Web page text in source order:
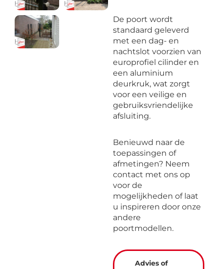
De poort wordt
standaard geleverd
met een dag- en
nachtslot voorzien van
europrofiel cilinder en
een aluminium
deurkruk, wat zorgt
voor een veilige en
gebruiksvriendelijke
afsluiting.
Benieuwd naar de
toepassingen of
afmetingen? Neem
contact met ons op
voor de
mogelijkheden of laat
u inspireren door onze
andere
poortmodellen.
Advies of